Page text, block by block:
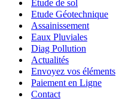
Étude de sol
Etude Géotechnique
Assainissement
Eaux Pluviales
Diag Pollution
Actualités
Envoyez vos éléments
Paiement en Ligne
Contact